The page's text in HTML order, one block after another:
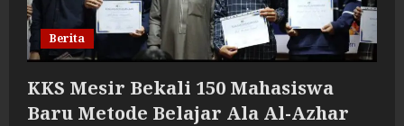
Berita
KKS Mesir Bekali 150 Mahasiswa
Baru Metode Belajar Ala Al-Azhar